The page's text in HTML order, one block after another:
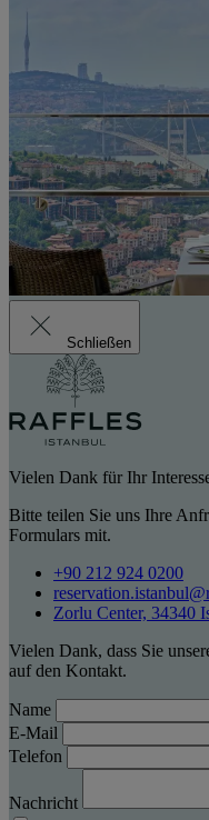
Schließen
Vielen Dank für Ihr
Bitte teilen Sie uns Ihre
Formulars mit.
+90 212 924 0200
Zorlu Center, 34340
Vielen Dank, dass Sie
auf den Kontakt.
Name
E-Mail
Telefon
Nachricht